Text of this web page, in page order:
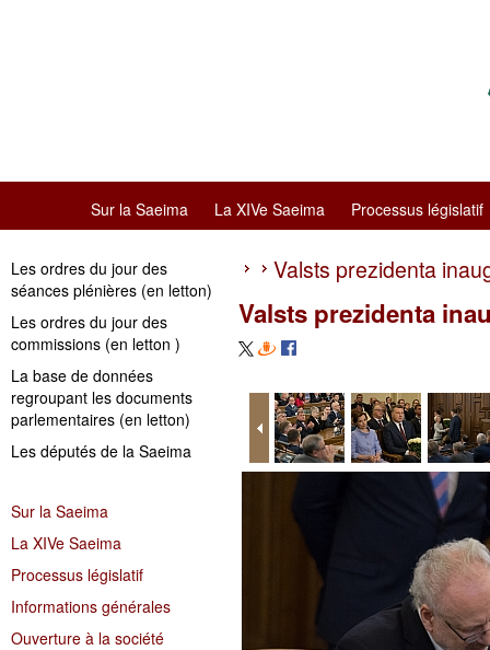
Sur la Saeima La XIVe Saeima Processus législatif
Les ordres du jour des
séances plénières (en letton)
Les ordres du jour des
commissions (en letton )
La base de données
regroupant les documents
parlementaires (en letton)
Les députés de la Saeima
Sur la Saeima
La XIVe Saeima
Processus législatif
Informations générales
Ouverture à la société
Valsts prezidenta
Valsts prezidenta